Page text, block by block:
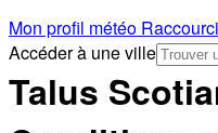
Mon profil météo
Accéder à une ville
Talus